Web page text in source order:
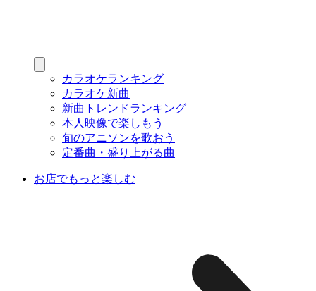
カラオケランキング
カラオケ新曲
新曲トレンドランキング
本人映像で楽しもう
旬のアニソンを歌おう
定番曲・盛り上がる曲
お店でもっと楽しむ